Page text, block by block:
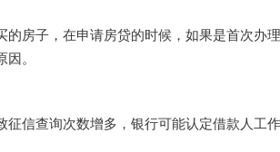
子，在申请房贷的时候，如果是首次办
。
查询次数增多，银行可能认定借款人工